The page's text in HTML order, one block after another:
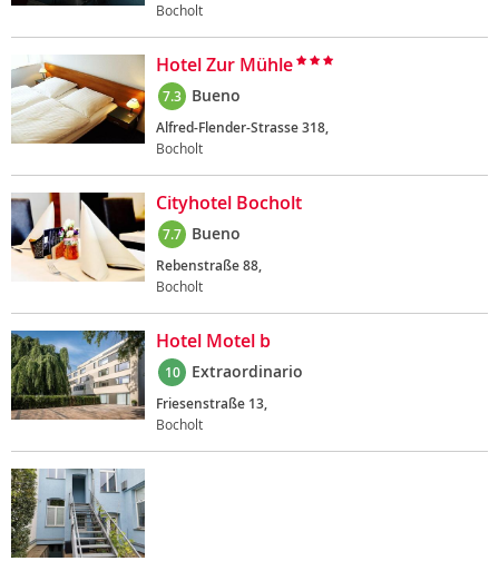
Bocholt
Hotel Zur Mühle
7.3 Bueno
Alfred-Flender-Strasse 318,
Bocholt
Cityhotel Bocholt
7.7 Bueno
Rebenstraße 88,
Bocholt
Hotel Motel b
10 Extraordinario
Friesenstraße 13,
Bocholt